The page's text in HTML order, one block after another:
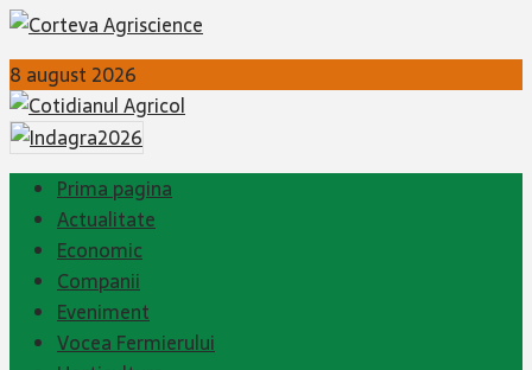
8 august 2026
Prima pagina
Actualitate
Economic
Companii
Eveniment
Vocea Fermierului